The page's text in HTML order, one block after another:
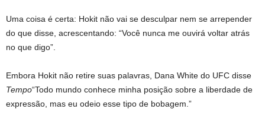
Uma coisa é certa: Hokit não vai se desculpar nem se arrepender
do que disse, acrescentando: “Você nunca me ouvirá voltar atrás
no que digo”.
Embora Hokit não retire suas palavras, Dana White do UFC disse
Tempo“Todo mundo conhece minha posição sobre a liberdade de
expressão, mas eu odeio esse tipo de bobagem.”